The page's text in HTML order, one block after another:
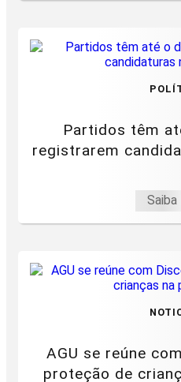
Partidos têm
registrarem
Saiba
AGU se reúne
proteção de